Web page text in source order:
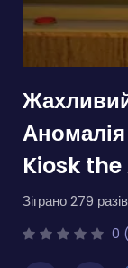
Kiosk
Зіграно 279
0